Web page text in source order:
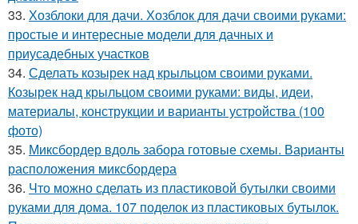
33. Хозблоки для дачи. Хозблок для дачи своими руками:
простые и интересные модели для дачных и
приусадебных участков
34. Сделать козырек над крыльцом своими руками.
Козырек над крыльцом своими руками: виды, идеи,
материалы, конструкции и варианты устройства (100
фото)
35. Миксбордер вдоль забора готовые схемы. Варианты
расположения миксбордера
36. Что можно сделать из пластиковой бутылки своими
руками для дома. 107 поделок из пластиковых бутылок.